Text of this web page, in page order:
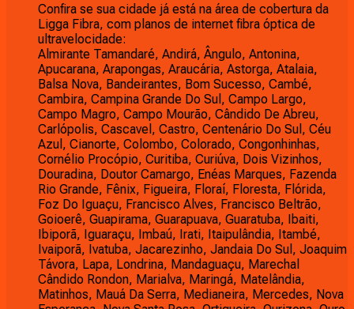
Confira se sua cidade já está na área de cobertura da
Ligga Fibra, com planos de internet fibra óptica de
ultravelocidade:
Almirante Tamandaré, Andirá, Ângulo, Antonina,
Apucarana, Arapongas, Araucária, Astorga, Atalaia,
Balsa Nova, Bandeirantes, Bom Sucesso, Cambé,
Cambira, Campina Grande Do Sul, Campo Largo,
Campo Magro, Campo Mourão, Cândido De Abreu,
Carlópolis, Cascavel, Castro, Centenário Do Sul, Céu
Azul, Cianorte, Colombo, Colorado, Congonhinhas,
Cornélio Procópio, Curitiba, Curiúva, Dois Vizinhos,
Douradina, Doutor Camargo, Enéas Marques, Fazenda
Rio Grande, Fênix, Figueira, Floraí, Floresta, Flórida,
Foz Do Iguaçu, Francisco Alves, Francisco Beltrão,
Goioerê, Guapirama, Guarapuava, Guaratuba, Ibaiti,
Ibiporã, Iguaraçu, Imbaú, Irati, Itaipulândia, Itambé,
Ivaiporã, Ivatuba, Jacarezinho, Jandaia Do Sul, Joaquim
Távora, Lapa, Londrina, Mandaguaçu, Marechal
Cândido Rondon, Marialva, Maringá, Matelândia,
Matinhos, Mauá Da Serra, Medianeira, Mercedes, Nova